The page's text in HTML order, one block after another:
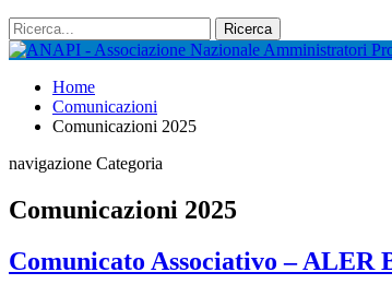
Home
Comunicazioni
Comunicazioni 2025
navigazione Categoria
Comunicazioni 2025
Comunicato Associativo – ALER